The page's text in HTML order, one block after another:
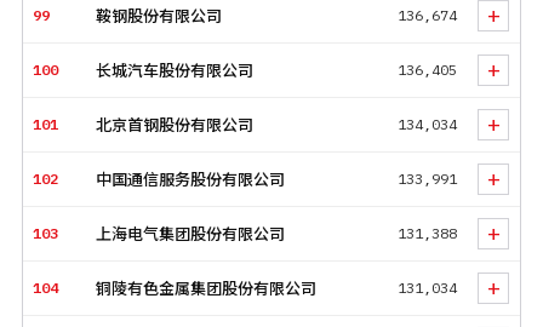
99 鞍钢股份有限公司 136,674 +
100 长城汽车股份有限公司 136,405 +
101 北京首钢股份有限公司 134,034 +
102 中国通信服务股份有限公司 133,991 +
103 上海电气集团股份有限公司 131,388 +
104 铜陵有色金属集团股份有限公司 131,034 +